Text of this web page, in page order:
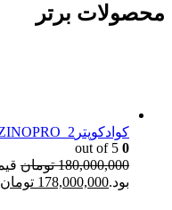
محصولات برتر
کوادکوپترHUBSAN_ZINOPRO_2
0
180,000,000 تومان
بود.178,000,000 تومان